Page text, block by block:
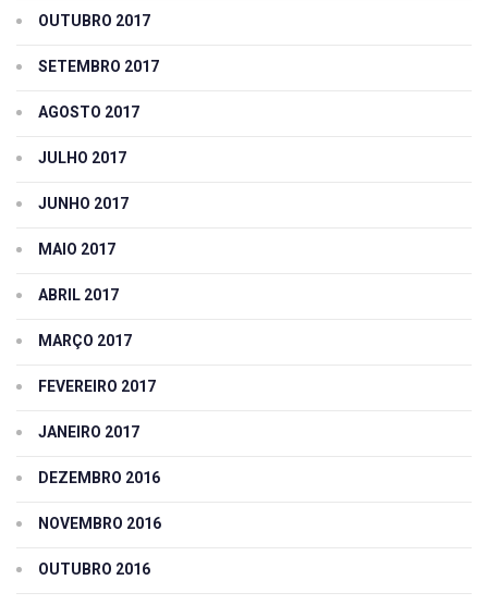
OUTUBRO 2017
SETEMBRO 2017
AGOSTO 2017
JULHO 2017
JUNHO 2017
MAIO 2017
ABRIL 2017
MARÇO 2017
FEVEREIRO 2017
JANEIRO 2017
DEZEMBRO 2016
NOVEMBRO 2016
OUTUBRO 2016